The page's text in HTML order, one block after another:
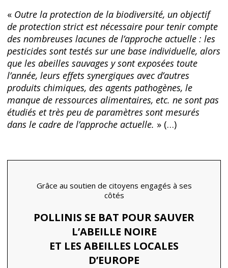
« Outre la protection de la biodiversité, un objectif
de protection strict est nécessaire pour tenir compte
des nombreuses lacunes de l’approche actuelle : les
pesticides sont testés sur une base individuelle, alors
que les abeilles sauvages y sont exposées toute
l’année, leurs effets synergiques avec d’autres
produits chimiques, des agents pathogènes, le
manque de ressources alimentaires, etc. ne sont pas
étudiés et très peu de paramètres sont mesurés
dans le cadre de l’approche actuelle. » (…)
Grâce au soutien de citoyens engagés à ses
côtés
POLLINIS SE BAT POUR SAUVER
L’ABEILLE NOIRE
ET LES ABEILLES LOCALES
D’EUROPE